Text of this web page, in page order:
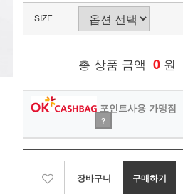
SIZE
총 상품 금액 0 원
포인트사용 가맹점
?
장바구니 구매하기